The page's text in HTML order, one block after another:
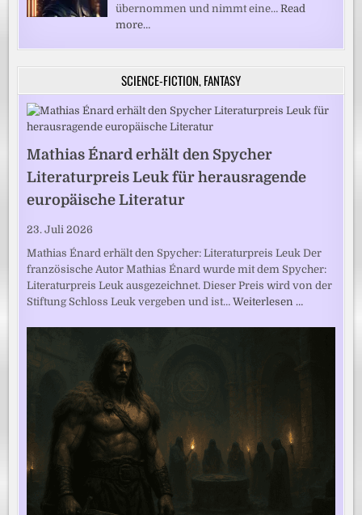
übernommen und nimmt eine…Read
more…
SCIENCE-FICTION, FANTASY
Mathias Énard erhält den Spycher
Literaturpreis Leuk für herausragende
europäische Literatur
23. Juli 2026
Mathias Énard erhält den Spycher: Literaturpreis Leuk Der
französische Autor Mathias Énard wurde mit dem Spycher:
Literaturpreis Leuk ausgezeichnet. Dieser Preis wird von der
Stiftung Schloss Leuk vergeben und ist…Weiterlesen …